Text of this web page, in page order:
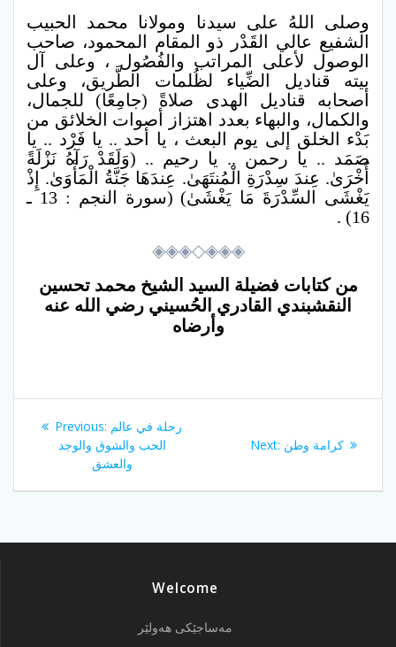
وصلى اللهُ على سيدنا ومولانا محمد الحبيب
الشفيع عالي القَدْر ذو المقام المحمود، صاحب
الوصول لأعلى المراتب والفُصُول ، وعلى آل
بيته قناديل الضِّياء لظُلمات الطَّريق، وعلى
أصحابه قناديل الهدى صلاةً (جامِعًا) للجمال،
والكمال، والبهاء بعدد اهتزاز أصوات الخلائق من
بَدْء الخلق إلى يوم البعث ، يا أحد .. يا فَرْد .. يا
صَمَد .. يا رحمن .. يا رحيم .. (وَلَقَدْ رَآهُ نَزْلَةً
أُخْرَىٰ. عِندَ سِدْرَةِ الْمُنتَهَىٰ. عِندَهَا جَنَّةُ الْمَأْوَىٰ. إِذْ
يَغْشَى السِّدْرَةَ مَا يَغْشَىٰ) (سورة النجم : 13 ـ
16) .
◈◈◈◇◈◈◈
من كتابات فضيلة السيد الشيخ محمد تحسين
النقشبندي القادري الحُسيني رضي الله عنه
وأرضاه
Post
navigation
Previous: Previous
post:
رحلة في عالم
الحب والشوق والوجد
والعشق
Next: Next
كرامة وطن
Welcome
مەساجێکی هەولێر